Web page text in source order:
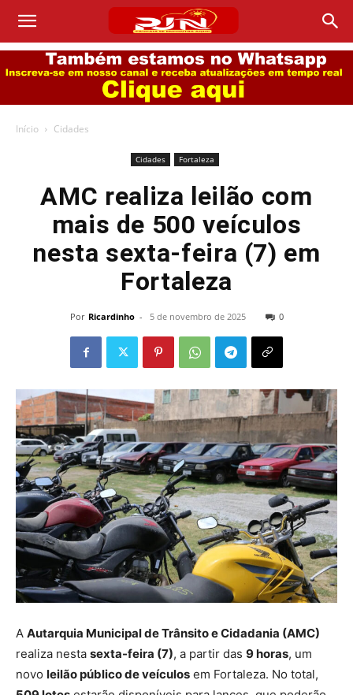
Início Cidades
Cidades Fortaleza
AMC realiza leilão com
mais de 500 veículos
nesta sexta-feira (7) em
Fortaleza
Por Ricardinho - 5 de novembro de 2025 0
A Autarquia Municipal de Trânsito e Cidadania (AMC)
realiza nesta sexta-feira (7), a partir das 9 horas, um
novo leilão público de veículos em Fortaleza. No total,